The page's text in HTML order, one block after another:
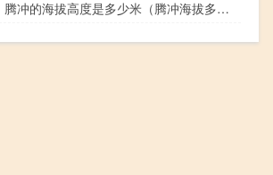
腾冲的海拔高度是多少米（腾冲海拔多少米）